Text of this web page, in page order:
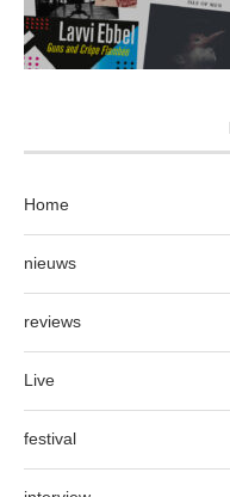
Home
nieuws
reviews
Live
festival